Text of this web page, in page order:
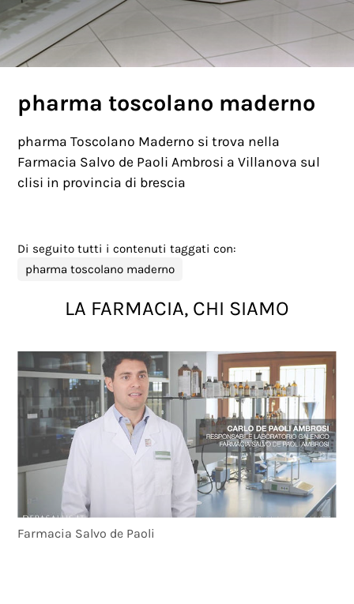
pharma toscolano maderno
pharma Toscolano Maderno si trova nella
Farmacia Salvo de Paoli Ambrosi a Villanova sul
clisi in provincia di brescia
Di seguito tutti i contenuti taggati con:
pharma toscolano maderno
LA FARMACIA, CHI SIAMO
Farmacia Salvo de Paoli